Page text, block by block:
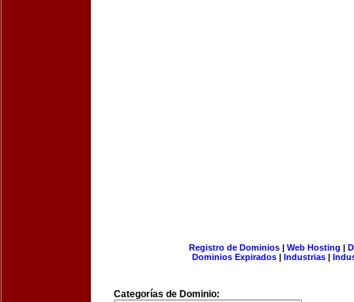
Registro de Dominios| Web Hosting |
Dominios Expirados | Industrias |
Categorías de Dominio: